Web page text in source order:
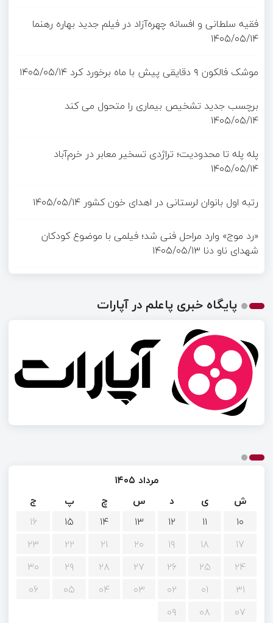
فقیه سلطانی و افسانه چهره‌آزاد در فیلم جدید بهاره رهنما
۱۴۰۵/۰۵/۱۴
موشک فالکون ۹ دقایقی پیش با ماه برخورد کرد
۱۴۰۵/۰۵/۱۴
برچسب جدید تشخیص بیماری را متحول می کند
۱۴۰۵/۰۵/۱۴
پله پله تا محدودیت؛ تراژدی تسخیر معابر در خرم‌آباد
۱۴۰۵/۰۵/۱۴
رتبه اول بانوان لرستانی در اهدای خون کشور ۱۴۰۵/۰۵/۱۴
«رد موج» وارد مراحل فنی شد؛ فیلمی با موضوع کودکان
شهدای ناو دنا ۱۴۰۵/۰۵/۱۳
پایگاه خبری پاعلم در آپارات
مرداد ۱۴۰۵
ش
ی د س چ پ
ج
۱۰
۱۱ ۱۲ ۱۳ ۱۴ ۱۵
۱۶
۱۷
۱۸ ۱۹ ۲۰ ۲۱ ۲۲
۲۳
۲۴
۲۵ ۲۶ ۲۷ ۲۸ ۲۹
۳۰
۳۱
۰۱ ۰۲ ۰۳ ۰۴ ۰۵
۰۶
۰۷
۰۸ ۰۹